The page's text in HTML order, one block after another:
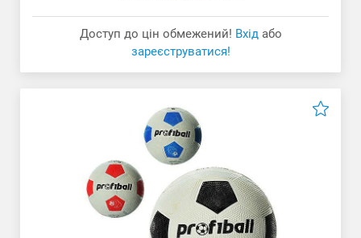
Доступ до цін обмежений! Вхід або
зареєструватися!